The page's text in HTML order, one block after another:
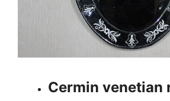
Cermin venetian